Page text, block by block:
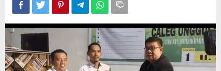
di
PKB